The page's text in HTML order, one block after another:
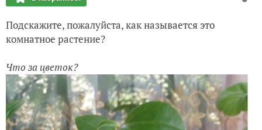
Подскажите, пожалуйста, как называется это
комнатное растение?
Что за цветок?